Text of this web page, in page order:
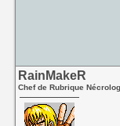
RainMakeR
Chef de Rubrique